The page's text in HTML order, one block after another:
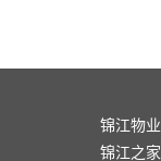
锦江物业
锦江之家